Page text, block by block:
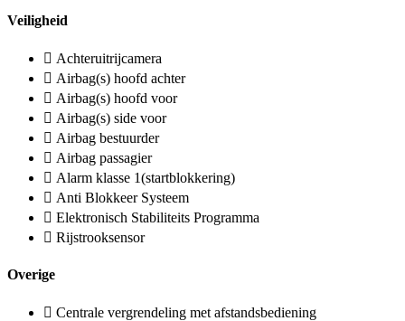
Veiligheid
Achteruitrijcamera
Airbag(s) hoofd achter
Airbag(s) hoofd voor
Airbag(s) side voor
Airbag bestuurder
Airbag passagier
Alarm klasse 1(startblokkering)
Anti Blokkeer Systeem
Elektronisch Stabiliteits Programma
Rijstrooksensor
Overige
Centrale vergrendeling met afstandsbediening